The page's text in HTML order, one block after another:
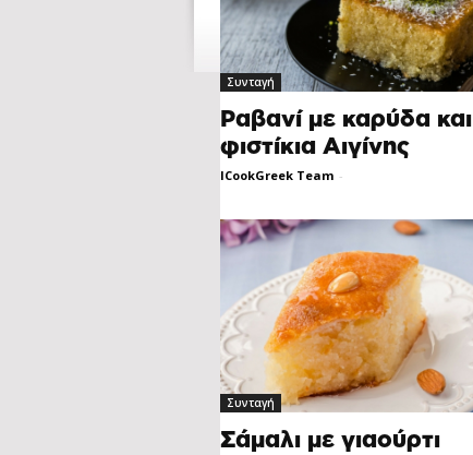
Συνταγή
Ραβανί με καρύδα και
φιστίκια Αιγίνης
ICookGreek Team -
Συνταγή
Σάμαλι με γιαούρτι